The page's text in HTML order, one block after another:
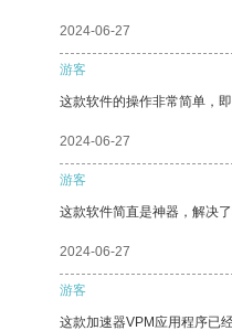
2024-06-27
游客
这款软件的操作非常简单，
2024-06-27
游客
这款软件简直是神器，解决了
2024-06-27
游客
这款加速器VPM应用程序已